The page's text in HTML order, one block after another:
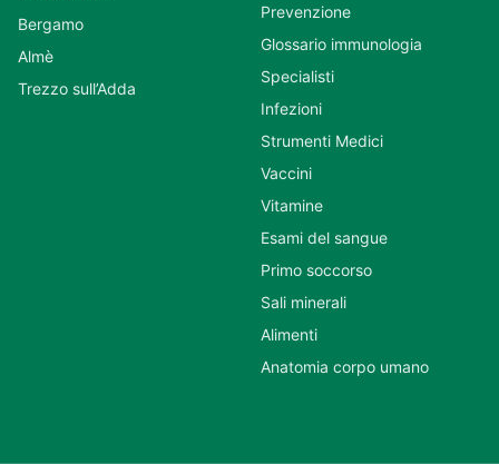
Bergamo
Almè
Trezzo sull’Adda
Prevenzione
Glossario immunologia
Specialisti
Infezioni
Strumenti Medici
Vaccini
Vitamine
Esami del sangue
Primo soccorso
Sali minerali
Alimenti
Anatomia corpo umano